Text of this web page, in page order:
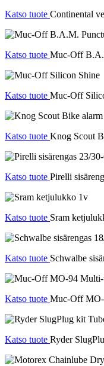
Katso tuote Continental
Katso tuote Muc-Off
Katso tuote Muc-Off
Katso tuote Knog Scout
Katso tuote Pirelli
Katso tuote Sram
Katso tuote Schwalbe
Katso tuote Muc-Off MO-
Katso tuote Ryder